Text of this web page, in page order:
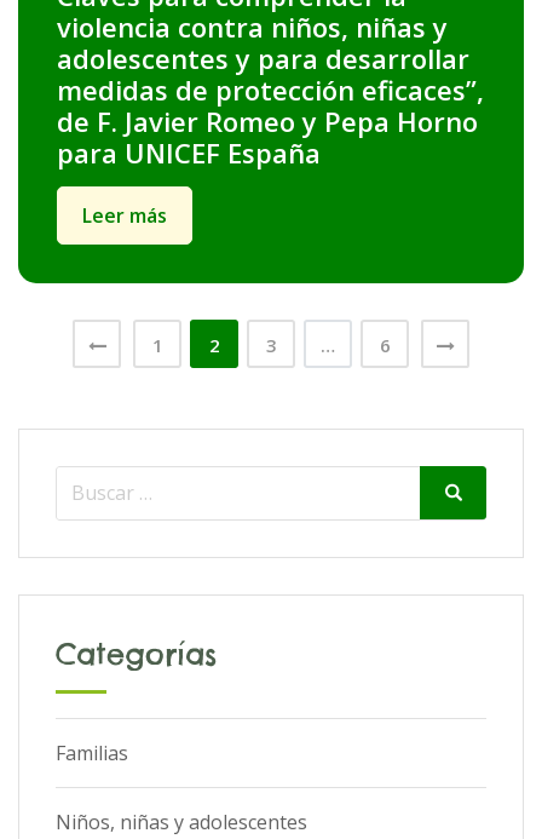
violencia contra niños, niñas y
adolescentes y para desarrollar
medidas de protección eficaces”,
de F. Javier Romeo y Pepa Horno
para UNICEF España
Leer más
Paginación
entradas
1 2 3 … 6
Search
Search
Categorías
Familias
Niños, niñas y adolescentes